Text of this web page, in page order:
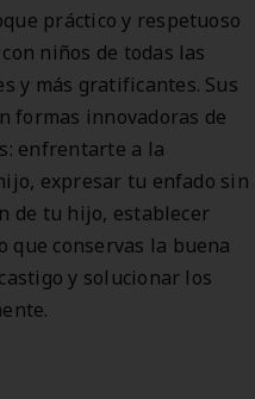
práctico y respetuoso
niños de todas las
y más gratificantes. Sus
formas innovadoras de
enfrentarte a la
expresar tu enfado sin
de tu hijo, establecer
conservas la buena
y solucionar los